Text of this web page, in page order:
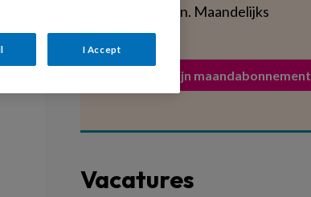
verplichtingen. Maandelijks
opzegbaar.
Activeer mijn maandabonnement
Vacatures
I Accept